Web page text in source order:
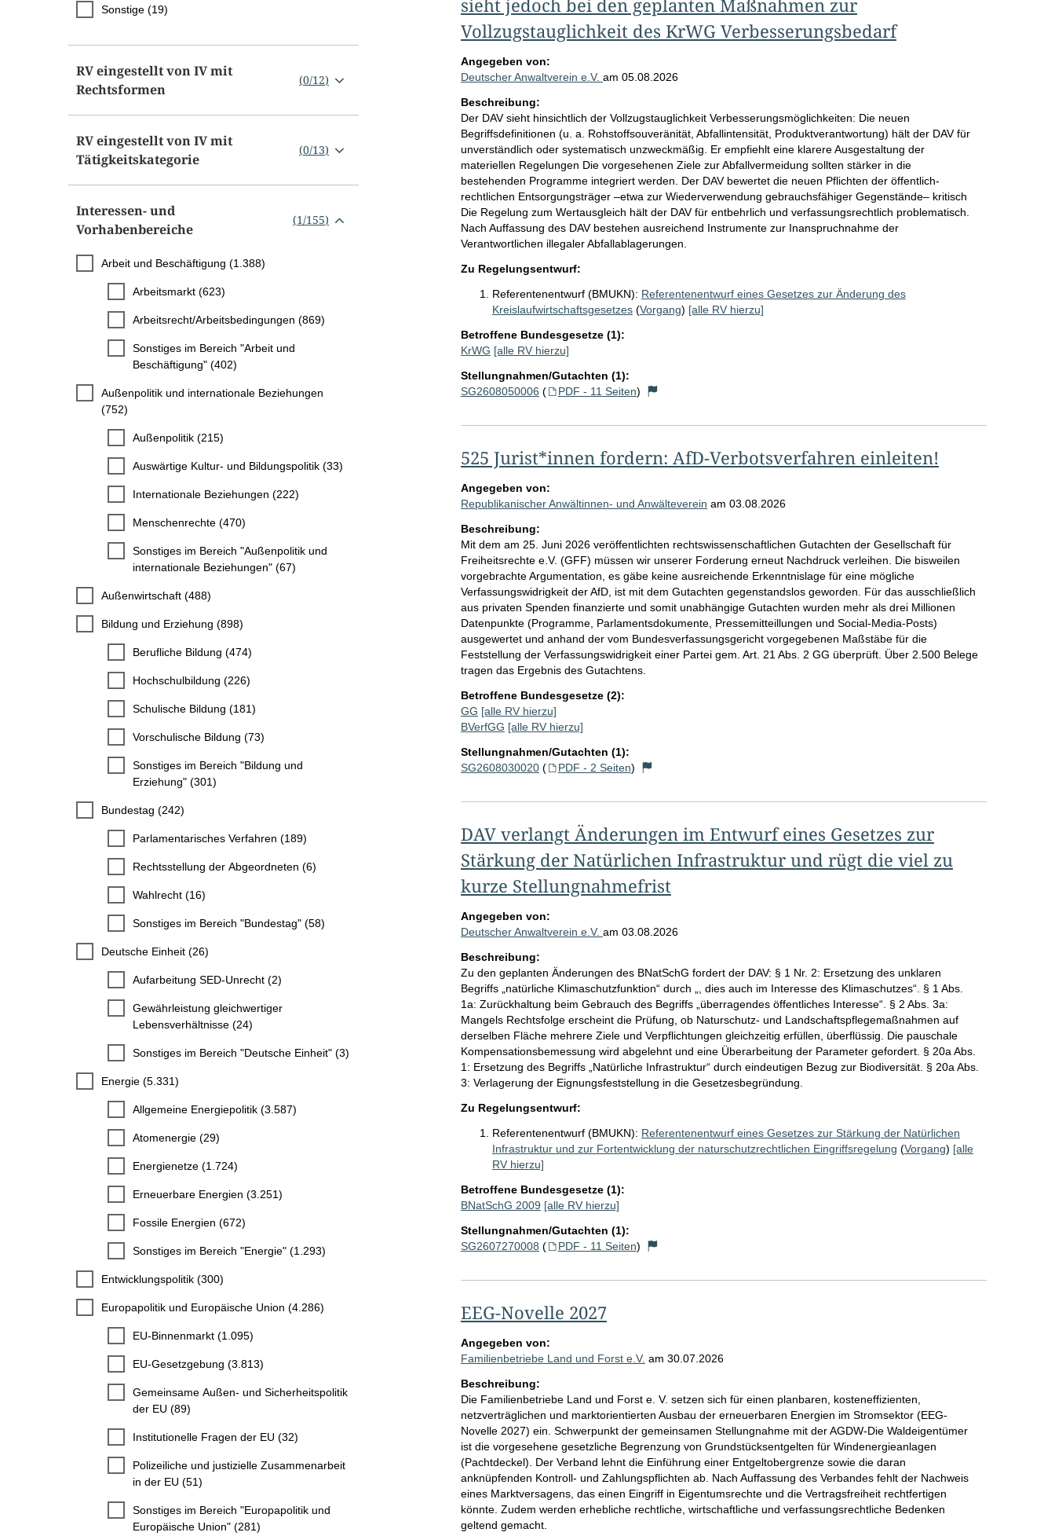
Sonstige (19)
RV eingestellt von IV mit
Rechtsformen
(0/12)
RV eingestellt von IV mit
Tätigkeitskategorie
(0/13)
Interessen- und
Vorhabenbereiche
(1/155)
Arbeit und Beschäftigung (1.388)
Arbeitsmarkt (623)
Arbeitsrecht/Arbeitsbedingungen (869)
Sonstiges im Bereich "Arbeit und
Beschäftigung" (402)
Außenpolitik und internationale Beziehungen
(752)
Außenpolitik (215)
Auswärtige Kultur- und Bildungspolitik (33)
Internationale Beziehungen (222)
Menschenrechte (470)
Sonstiges im Bereich "Außenpolitik und
internationale Beziehungen" (67)
Außenwirtschaft (488)
Bildung und Erziehung (898)
Berufliche Bildung (474)
Hochschulbildung (226)
Schulische Bildung (181)
Vorschulische Bildung (73)
Sonstiges im Bereich "Bildung und
Erziehung" (301)
Bundestag (242)
Parlamentarisches Verfahren (189)
Rechtsstellung der Abgeordneten (6)
Wahlrecht (16)
Sonstiges im Bereich "Bundestag" (58)
Deutsche Einheit (26)
Aufarbeitung SED-Unrecht (2)
Gewährleistung gleichwertiger
Lebensverhältnisse (24)
Sonstiges im Bereich "Deutsche Einheit" (3)
Energie (5.331)
Allgemeine Energiepolitik (3.587)
Atomenergie (29)
Energienetze (1.724)
Erneuerbare Energien (3.251)
Fossile Energien (672)
Sonstiges im Bereich "Energie" (1.293)
Entwicklungspolitik (300)
Europapolitik und Europäische Union (4.286)
EU-Binnenmarkt (1.095)
EU-Gesetzgebung (3.813)
Gemeinsame Außen- und Sicherheitspolitik
der EU (89)
Institutionelle Fragen der EU (32)
Polizeiliche und justizielle Zusammenarbeit
in der EU (51)
Sonstiges im Bereich "Europapolitik und
Europäische Union" (281)
sieht jedoch bei den geplanten Maßnahmen zur
Vollzugstauglichkeit des KrWG Verbesserungsbedarf
Angegeben von:
Deutscher Anwaltverein e.V. am 05.08.2026
Beschreibung:
Der DAV sieht hinsichtlich der Vollzugstauglichkeit Verbesserungsmöglichkeiten: Die neuen
Begriffsdefinitionen (u. a. Rohstoffsouveränität, Abfallintensität, Produktverantwortung) hält der DAV für
unverständlich oder systematisch unzweckmäßig. Er empfiehlt eine klarere Ausgestaltung der
materiellen Regelungen Die vorgesehenen Ziele zur Abfallvermeidung sollten stärker in die
bestehenden Programme integriert werden. Der DAV bewertet die neuen Pflichten der öffentlich-
rechtlichen Entsorgungsträger –etwa zur Wiederverwendung gebrauchsfähiger Gegenstände– kritisch
Die Regelung zum Wertausgleich hält der DAV für entbehrlich und verfassungsrechtlich problematisch.
Nach Auffassung des DAV bestehen ausreichend Instrumente zur Inanspruchnahme der
Verantwortlichen illegaler Abfallablagerungen.
Zu Regelungsentwurf:
Referentenentwurf (BMUKN): Referentenentwurf eines Gesetzes zur Änderung des
Kreislaufwirtschaftsgesetzes(Vorgang) [alle RV hierzu]
Betroffene Bundesgesetze (1):
KrWG [alle RV hierzu]
Stellungnahmen/Gutachten (1):
SG2608050006 ( PDF - 11 Seiten)
525 Jurist*innen fordern: AfD-Verbotsverfahren einleiten!
Angegeben von:
Republikanischer Anwältinnen- und Anwälteverein am 03.08.2026
Beschreibung:
Mit dem am 25. Juni 2026 veröffentlichten rechtswissenschaftlichen Gutachten der Gesellschaft für
Freiheitsrechte e.V. (GFF) müssen wir unserer Forderung erneut Nachdruck verleihen. Die bisweilen
vorgebrachte Argumentation, es gäbe keine ausreichende Erkenntnislage für eine mögliche
Verfassungswidrigkeit der AfD, ist mit dem Gutachten gegenstandslos geworden. Für das ausschließlich
aus privaten Spenden finanzierte und somit unabhängige Gutachten wurden mehr als drei Millionen
Datenpunkte (Programme, Parlamentsdokumente, Pressemitteillungen und Social-Media-Posts)
ausgewertet und anhand der vom Bundesverfassungsgericht vorgegebenen Maßstäbe für die
Feststellung der Verfassungswidrigkeit einer Partei gem. Art. 21 Abs. 2 GG überprüft. Über 2.500 Belege
tragen das Ergebnis des Gutachtens.
Betroffene Bundesgesetze (2):
GG [alle RV hierzu]
BVerfGG [alle RV hierzu]
Stellungnahmen/Gutachten (1):
SG2608030020( PDF - 2 Seiten)
DAV verlangt Änderungen im Entwurf eines Gesetzes zur
Stärkung der Natürlichen Infrastruktur und rügt die viel zu
kurze Stellungnahmefrist
Angegeben von:
Deutscher Anwaltverein e.V. am 03.08.2026
Beschreibung:
Zu den geplanten Änderungen des BNatSchG fordert der DAV: § 1 Nr. 2: Ersetzung des unklaren
Begriffs „natürliche Klimaschutzfunktion“ durch „, dies auch im Interesse des Klimaschutzes“. § 1 Abs.
1a: Zurückhaltung beim Gebrauch des Begriffs „überragendes öffentliches Interesse“. § 2 Abs. 3a:
Mangels Rechtsfolge erscheint die Prüfung, ob Naturschutz- und Landschaftspflegemaßnahmen auf
derselben Fläche mehrere Ziele und Verpflichtungen gleichzeitig erfüllen, überflüssig. Die pauschale
Kompensationsbemessung wird abgelehnt und eine Überarbeitung der Parameter gefordert. § 20a Abs.
1: Ersetzung des Begriffs „Natürliche Infrastruktur“ durch eindeutigen Bezug zur Biodiversität. § 20a Abs.
3: Verlagerung der Eignungsfeststellung in die Gesetzesbegründung.
Zu Regelungsentwurf:
Referentenentwurf (BMUKN): Referentenentwurf eines Gesetzes zur Stärkung der Natürlichen
Infrastruktur und zur Fortentwicklung der naturschutzrechtlichen Eingriffsregelung (Vorgang) [alle
RV hierzu]
Betroffene Bundesgesetze (1):
BNatSchG 2009 [alle RV hierzu]
Stellungnahmen/Gutachten (1):
SG2607270008 ( PDF - 11 Seiten)
EEG-Novelle 2027
Angegeben von:
Familienbetriebe Land und Forst e.V. am 30.07.2026
Beschreibung:
Die Familienbetriebe Land und Forst e. V. setzen sich für einen planbaren, kosteneffizienten,
netzverträglichen und marktorientierten Ausbau der erneuerbaren Energien im Stromsektor (EEG-
Novelle 2027) ein. Schwerpunkt der gemeinsamen Stellungnahme mit der AGDW-Die Waldeigentümer
ist die vorgesehene gesetzliche Begrenzung von Grundstücksentgelten für Windenergieanlagen
(Pachtdeckel). Der Verband lehnt die Einführung einer Entgeltobergrenze sowie die daran
anknüpfenden Kontroll- und Zahlungspflichten ab. Nach Auffassung des Verbandes fehlt der Nachweis
eines Marktversagens, das einen Eingriff in Eigentumsrechte und die Vertragsfreiheit rechtfertigen
könnte. Zudem werden erhebliche rechtliche, wirtschaftliche und verfassungsrechtliche Bedenken
geltend gemacht.